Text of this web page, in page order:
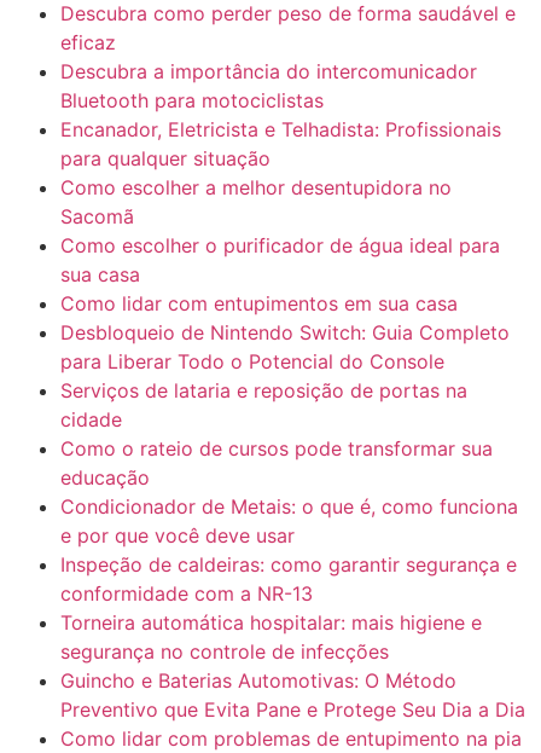
Descubra como perder peso de forma saudável e
eficaz
Descubra a importância do intercomunicador
Bluetooth para motociclistas
Encanador, Eletricista e Telhadista: Profissionais
para qualquer situação
Como escolher a melhor desentupidora no
Sacomã
Como escolher o purificador de água ideal para
sua casa
Como lidar com entupimentos em sua casa
Desbloqueio de Nintendo Switch: Guia Completo
para Liberar Todo o Potencial do Console
Serviços de lataria e reposição de portas na
cidade
Como o rateio de cursos pode transformar sua
educação
Condicionador de Metais: o que é, como funciona
e por que você deve usar
Inspeção de caldeiras: como garantir segurança e
conformidade com a NR-13
Torneira automática hospitalar: mais higiene e
segurança no controle de infecções
Guincho e Baterias Automotivas: O Método
Preventivo que Evita Pane e Protege Seu Dia a Dia
Como lidar com problemas de entupimento na pia